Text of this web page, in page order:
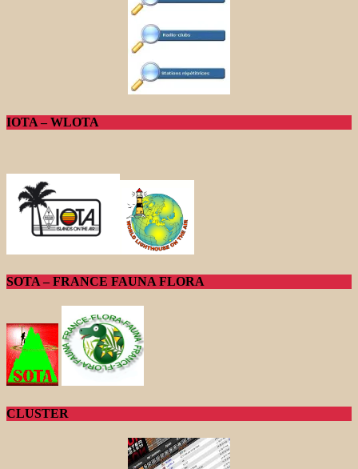
IOTA – WLOTA
SOTA – FRANCE FAUNA FLORA
CLUSTER